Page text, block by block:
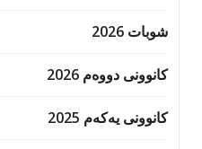
شوبات 2026
کانوونی دووەم 2026
کانوونی یەکەم 2025